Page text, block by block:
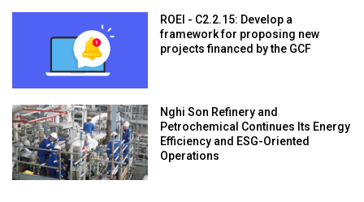
ROEI - C2.2.15: Develop a
framework for proposing new
projects financed by the GCF
Nghi Son Refinery and
Petrochemical Continues Its Energy
Efficiency and ESG-Oriented
Operations